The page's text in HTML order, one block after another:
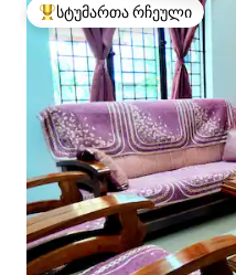
სტუმართა რჩეული
სტუმართა რჩეული